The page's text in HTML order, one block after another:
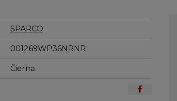
SPARCO
001269WP36NRNR
Čierna